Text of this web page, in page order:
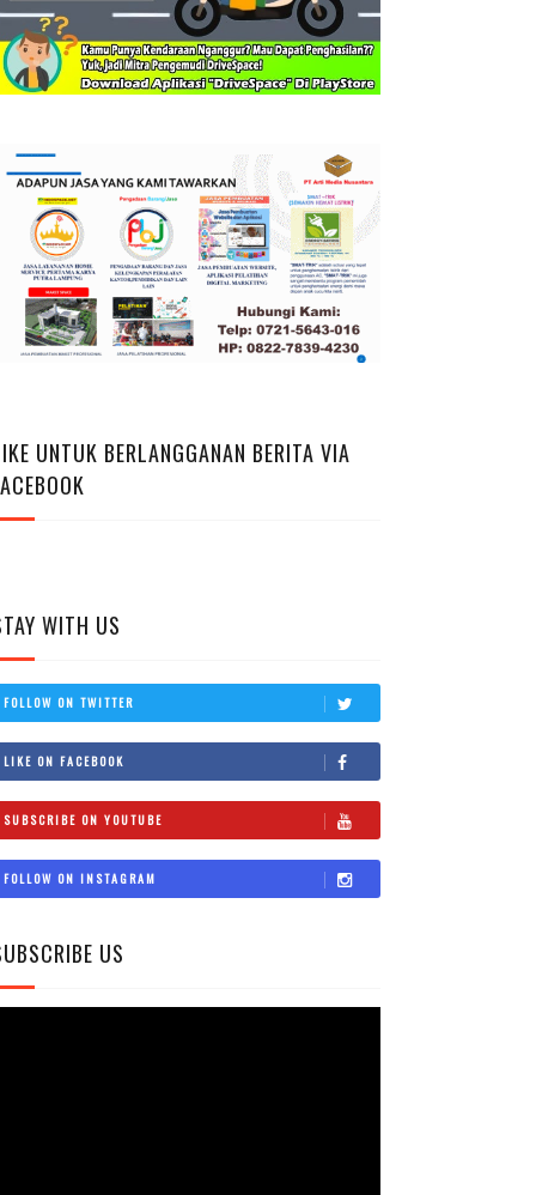
UNTUK BERLANGGANAN BERITA VIA
WITH US
FOLLOW ON TWITTER
LIKE ON FACEBOOK
SUBSCRIBE ON YOUTUBE
FOLLOW ON INSTAGRAM
US